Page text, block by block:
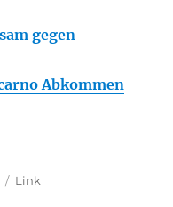
gegen
Abkommen
Categories
Link